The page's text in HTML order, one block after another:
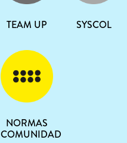
TEAM UP SYSCOL
NORMAS
COMUNIDAD